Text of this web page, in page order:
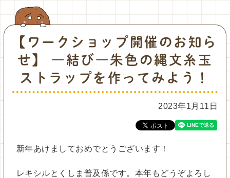
【ワークショップ開催のお知ら
せ】 ―結び―朱色の縄文糸玉
ストラップを作ってみよう！
2023年1月11日
新年あけましておめでとうございます！
レキシルとくしま普及係です。本年もどうぞよろし